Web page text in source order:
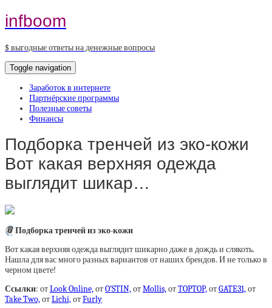
infboom
$ выгодные ответы на денежные вопросы
Toggle navigation
Заработок в интернете
Партнёрские программы
Полезные советы
Финансы
Подборка тренчей из эко-кожи
Вот какая верхняя одежда
выглядит шикар…
📎Подборка тренчей из эко-кожи
Вот какая верхняя одежда выглядит шикарно даже в дождь и слякоть.
Нашла для вас много разных вариантов от наших брендов. И не только в
черном цвете!
Ссылки: отLook Online,отO’STIN,отMollis,отTOPTOP,отGATE31,от
Take Two,отLichi,отFurly